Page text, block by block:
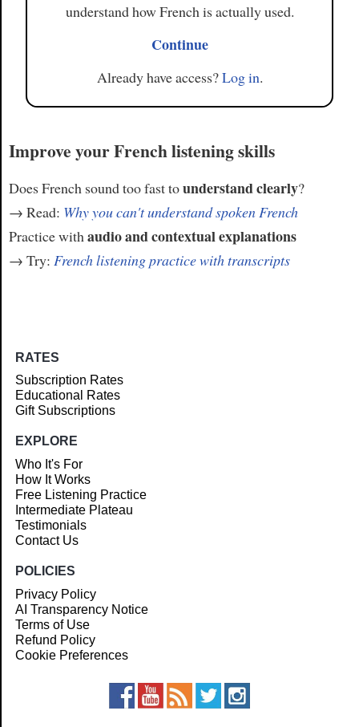
understand how French is actually used.
Continue
Already have access?Log in.
Improve your French listening skills
Does French sound too fast tounderstand clearly?
→ Read: Why you can't understand spoken French
Practice withaudio and contextual explanations
→ Try: French listening practice with transcripts
RATES
Subscription Rates
Educational Rates
Gift Subscriptions
EXPLORE
Who It's For
How It Works
Free Listening Practice
Intermediate Plateau
Testimonials
Contact Us
POLICIES
Privacy Policy
AI Transparency Notice
Terms of Use
Refund Policy
Cookie Preferences